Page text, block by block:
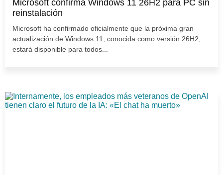
Microsoft confirma Windows 11 26H2 para PC sin
reinstalación
Microsoft ha confirmado oficialmente que la próxima gran
actualización de Windows 11, conocida como versión 26H2,
estará disponible para todos...